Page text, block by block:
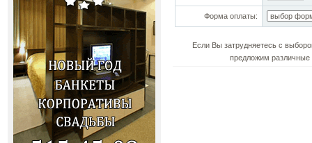
Форма оплаты:
Если Вы затрудняетесь с
предложим различные